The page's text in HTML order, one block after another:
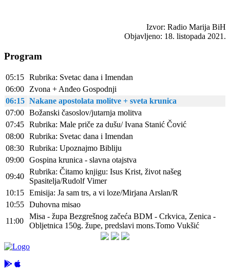
Izvor: Radio Marija BiH
Objavljeno: 18. listopada 2021.
Program
05:15 Rubrika: Svetac dana i Imendan
06:00
Zvona + Anđeo Gospodnji
06:15 Nakane apostolata molitve + sveta krunica
07:00 Božanski časoslov/jutarnja molitva
07:45 Rubrika: Male priče za dušu/ Ivana Stanić Čović
08:00 Rubrika: Svetac dana i Imendan
08:30 Rubrika: Upoznajmo Bibliju
09:00 Gospina krunica - slavna otajstva
09:40
Rubrika: Čitamo knjigu: Isus Krist, život našeg
Spasitelja/Rudolf Vimer
10:15 Emisija: Ja sam trs, a vi loze/Mirjana Arslan/R
10:55 Duhovna misao
11:00
Misa - župa Bezgrešnog začeća BDM - Crkvica, Zenica -
Obljetnica 150g. župe, predslavi mons.Tomo Vukšić